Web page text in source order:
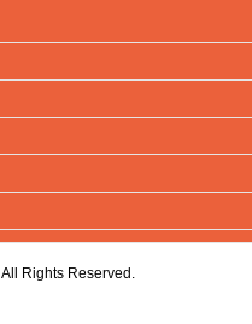
All Rights Reserved.